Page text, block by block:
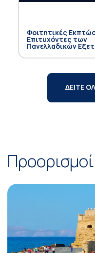
Φοιτητικές
Επιτυχόντες των
Πανελλαδικών
ΔΕΙΤΕ
Προορισμοί